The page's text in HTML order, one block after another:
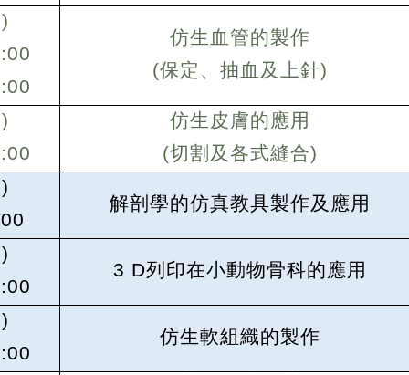
仿生血管的製作
(保定、抽血及上針)
仿生皮膚的應用
(切割及各式縫合)
解剖學的仿真教具製作及應用
3 D列印在小動物骨科的應用
仿生軟組織的製作